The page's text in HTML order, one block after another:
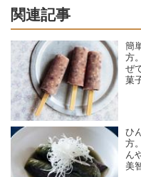
関連記事
簡
方
ぜ
菓
ひ
方
ん
美